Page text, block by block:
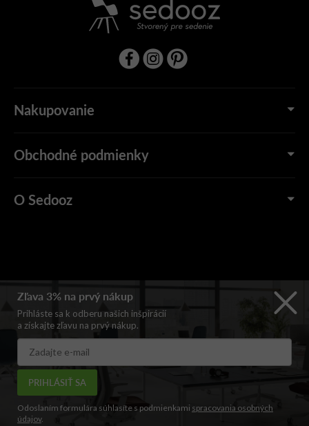
Nakupovanie
Obchodné podmienky
O Sedooz
Copyright 2026Sedooz.sk – Stvorený pre sedenie | Prémiový online
Zľava 3% na prvý nákup
Prihláste sa k odberu našich inšpirácií
a získajte zľavu na prvý nákup.
PRIHLÁSIŤ SA
Odoslaním formulára súhlasíte s podmienkami spracovania osobných
údajov.